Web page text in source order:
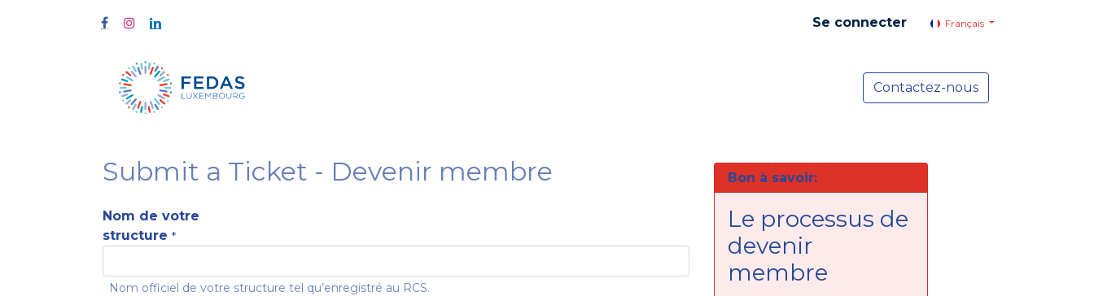
Se connecter Français
Actualités
Contactez-nous
Submit a Ticket - Devenir membre
Nom de votre
structure *
Nom officiel de votre structure tel qu’enregistré au RCS.
Bon à savoir:
Le processus de
devenir
membre